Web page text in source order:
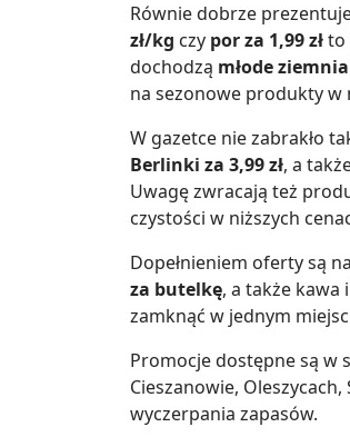
Równie dobrze
zł/kg czy por za 1,99 złto
dochodzą młode
na sezonowe produkty w
W gazetce nie zabrakło
Berlinki za 3,99 zł, a
Uwagę zwracają też
czystości w niższych
Dopełnieniem oferty są
za butelkę, a także kawa
zamknąć w jednym
Promocje dostępne są w
Cieszanowie,
wyczerpania zapasów.